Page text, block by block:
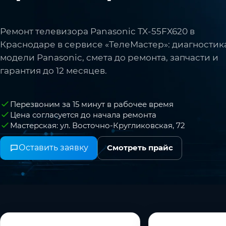
Ремонт телевизора Panasonic TX-55FX620 в
Краснодаре в сервисе «ТелеМастер»:
модели Panasonic, смета до ремонта, запчасти и
гарантия до 12 месяцев.
Перезвоним за 15 минут в рабочее время
Цена согласуется до начала ремонта
Мастерская: ул. Восточно-Кругликовская, 72
Оставить заявку Смотреть прайс